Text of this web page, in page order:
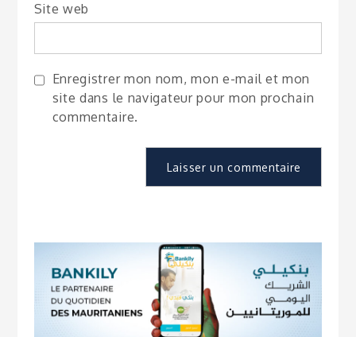
Site web
Enregistrer mon nom, mon e-mail et mon
site dans le navigateur pour mon prochain
commentaire.